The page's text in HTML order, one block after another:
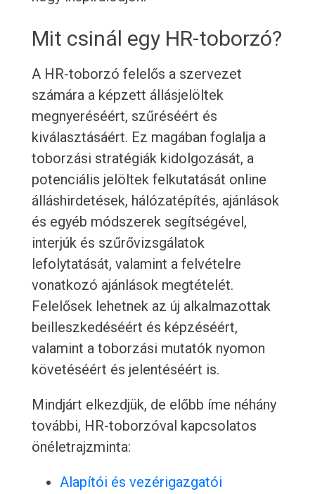
Mit csinál egy HR-toborzó?
A HR-toborzó felelős a szervezet
számára a képzett állásjelöltek
megnyeréséért, szűréséért és
kiválasztásáért. Ez magában foglalja a
toborzási stratégiák kidolgozását, a
potenciális jelöltek felkutatását online
álláshirdetések, hálózatépítés, ajánlások
és egyéb módszerek segítségével,
interjúk és szűrővizsgálatok
lefolytatását, valamint a felvételre
vonatkozó ajánlások megtételét.
Felelősek lehetnek az új alkalmazottak
beilleszkedéséért és képzéséért,
valamint a toborzási mutatók nyomon
követéséért és jelentéséért is.
Mindjárt elkezdjük, de előbb íme néhány
további, HR-toborzóval kapcsolatos
önéletrajzminta:
Alapítói és vezérigazgatói